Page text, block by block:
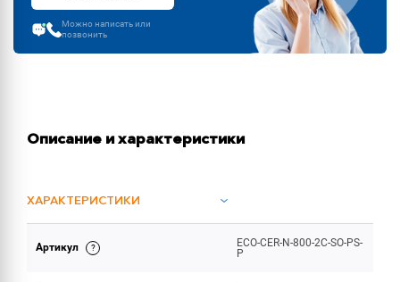
Можно написать или
позвонить
Описание и характеристики
ХАРАКТЕРИСТИКИ
ИНСТРУКЦИИ И ДОКУМЕНТАЦИЯ
Артикул
ECO-CER-N-800-2C-SO-PS-
P